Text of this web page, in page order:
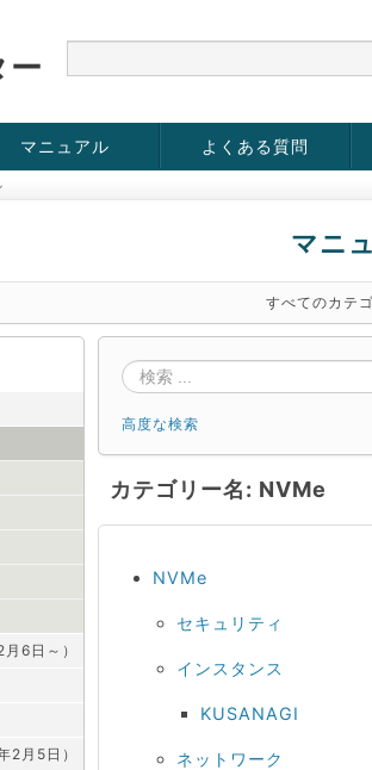
ー
マニュアル
Server
接続
イン
よくある質問
マニ
すべてのカテ
6日～）
月5日）
高度な検索
カテゴリー名: NVMe
NVMe
セキュリティ
インスタンス
KUSANAGI
ネットワーク